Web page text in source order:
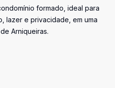
formado, ideal para
lazer e privacidade, em uma
Arniqueiras.